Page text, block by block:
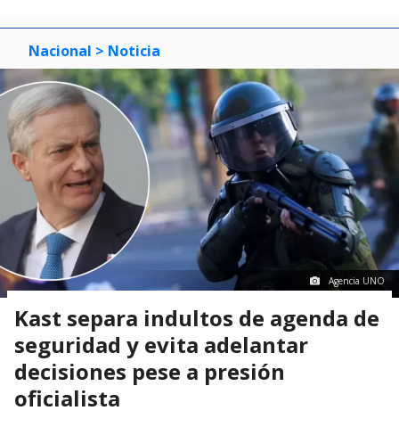
Nacional > Noticia
Agencia UNO
Kast separa indultos de agenda de
seguridad y evita adelantar
decisiones pese a presión
oficialista